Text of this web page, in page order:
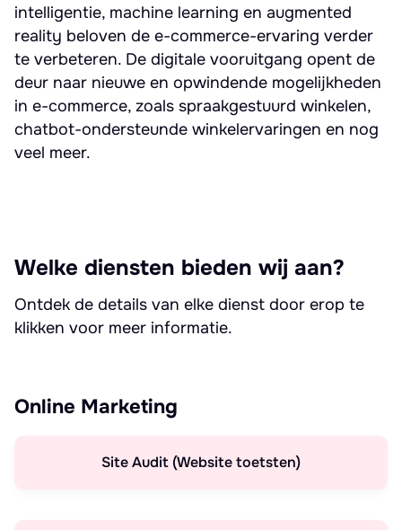
intelligentie, machine learning en augmented
reality beloven de e-commerce-ervaring verder
te verbeteren. De digitale vooruitgang opent de
deur naar nieuwe en opwindende mogelijkheden
in e-commerce, zoals spraakgestuurd winkelen,
chatbot-ondersteunde winkelervaringen en nog
veel meer.
Welke diensten bieden wij aan?
Ontdek de details van elke dienst door erop te
klikken voor meer informatie.
Online Marketing
Site Audit (Website toetsten)